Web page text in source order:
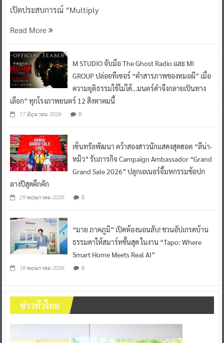
เปิดประสบการณ์ “Multiply
Read More
M STUDIO จับมือ The Ghost Radio และ MI
GROUP ปล่อยทีเซอร์ “คำสารภาพของหมอผี” เมื่อ
ความยุติธรรมใช้ไม่ได้…มนตร์ดำจึงกลายเป็นทาง
เลือก” ทุกโรงภาพยนตร์ 12 สิงหาคมนี้
17 มิถุนายน 2026 0
เซ็นทรัลพัฒนา คว้าสองสาวนักแสดงสุดฮอต “ลีน่า-
หมิว” รับภารกิจ Campaign Ambassador “Grand
Grand Sale 2026” ปลุกเอเนอร์จี้มหกรรมช้อปก
ลางปีสุดคึกคัก
29 พฤษภาคม 2026 0
“มาย ภาคภูมิ” เปิดห้องนอนลับ! ชวนอัปเกรดบ้าน
ธรรมดาให้สมาร์ทขั้นสุด ในงาน “Tapo: Where
Smart Home Meets Real AI”
18 พฤษภาคม 2026 0
ข่าวทั่วไทย